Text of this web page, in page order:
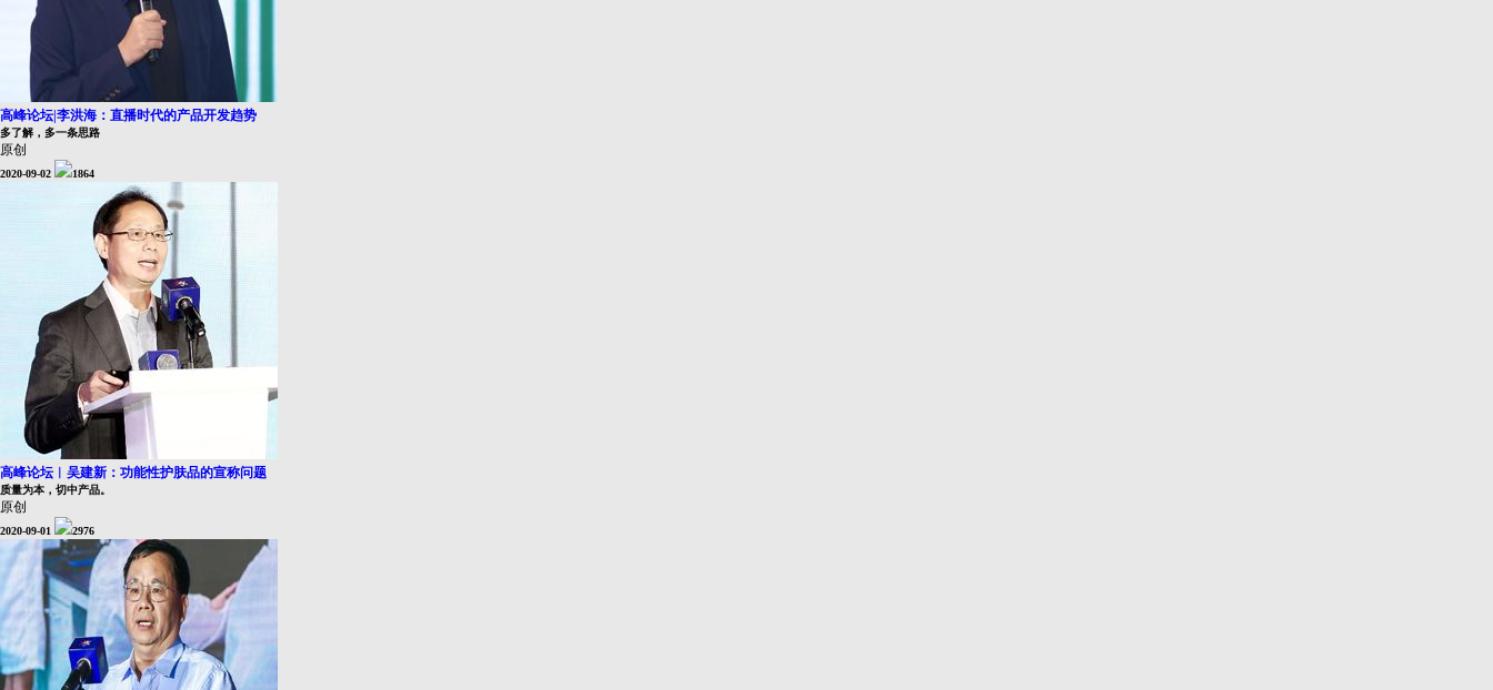
高峰论坛|李洪海：直播时代的产品开发趋势
多了解，多一条思路
原创
2020-09-02 1864
高峰论坛︱吴建新：功能性护肤品的宣称问题
质量为本，切中产品。
原创
2020-09-01 2976